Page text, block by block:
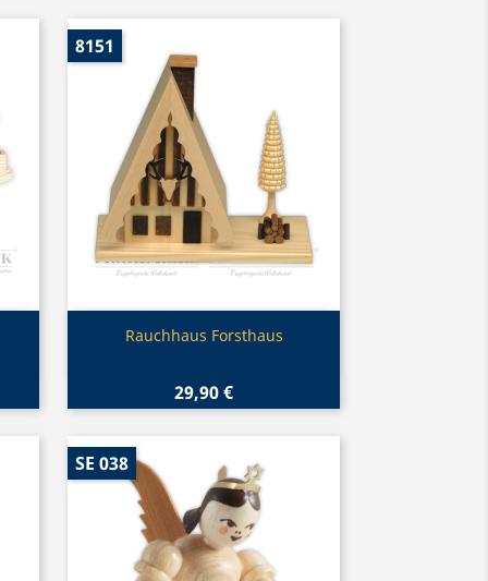
Vorschau
Rauchhaus Forsthaus
29,90 €
8151
SE 038